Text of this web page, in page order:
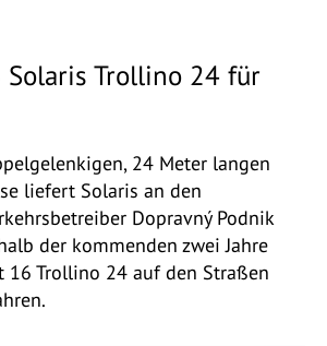
Solaris Trollino 24 für
24 Meter langen
liefert Solaris an den
Dopravný Podnik
der kommenden zwei Jahre
16 Trollino 24 auf den Straßen